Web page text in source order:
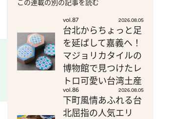
この連載の別の記事を読む
vol.87 2026.08.05
台北からちょっと足
を延ばして嘉義へ！
マジョリカタイルの
博物館で見つけたレ
トロ可愛い台湾土産
vol.86 2026.08.05
下町風情あふれる台
北屈指の人気エリ